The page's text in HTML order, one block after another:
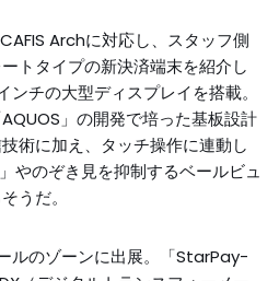
Archに対応し、スタッフ側
トタイプの新決済端末を紹介し
チの大型ディスプレイを搭載。
」の開発で培った基板設計
術に加え、タッチ操作に連動し
やのぞき見を抑制するベールビュ
うだ。
ルのゾーンに出展。「StarPay-